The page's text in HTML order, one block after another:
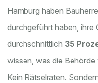
Hamburg haben
durchgeführt haben, ihre
durchschnittlich 35
wissen, was die
Kein Rätselraten.